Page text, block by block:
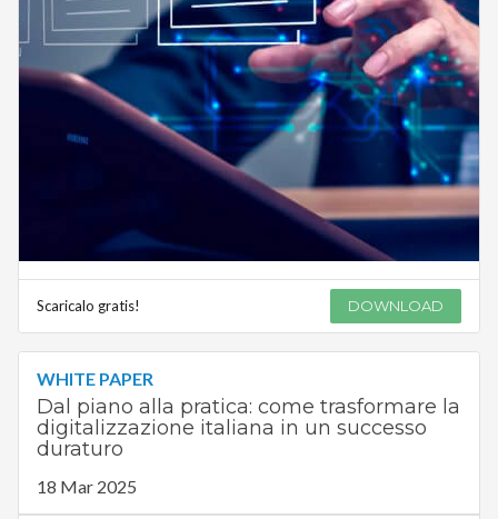
Scaricalo gratis! DOWNLOAD
WHITE PAPER
Dal piano alla pratica: come trasformare la
digitalizzazione italiana in un successo
duraturo
18 Mar 2025